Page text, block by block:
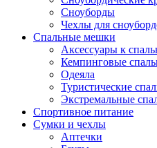
Сноуборды
Чехлы для
Спальные мешки
Аксессуары к
Кемпинговые
Одеяла
Туристические
Экстремальные
Спортивное питание
Сумки и чехлы
Аптечки